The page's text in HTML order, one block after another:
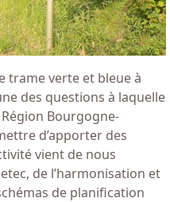
trame verte et bleue à
des questions à laquelle
Bourgogne-
d’apporter des
vient de nous
de l’harmonisation et
de planification